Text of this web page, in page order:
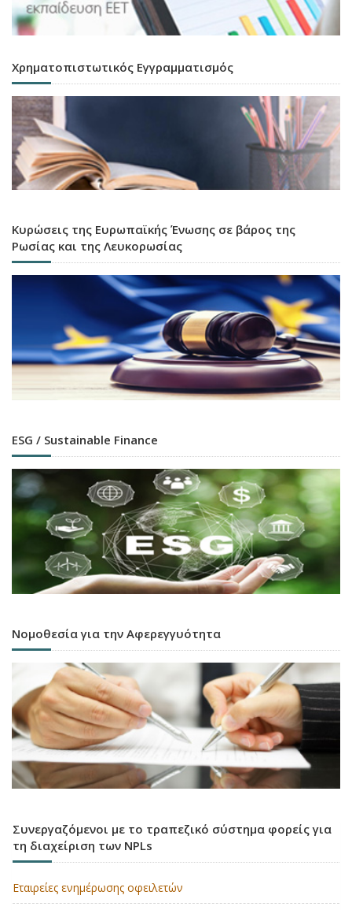
Χρηματοπιστωτικός Εγγραμματισμός
Κυρώσεις της Ευρωπαϊκής Ένωσης σε βάρος της
Ρωσίας και της Λευκορωσίας
ESG / Sustainable Finance
Νομοθεσία για την Αφερεγγυότητα
Συνεργαζόμενοι με το τραπεζικό σύστημα φορείς για
τη διαχείριση των NPLs
Εταιρείες ενημέρωσης οφειλετών